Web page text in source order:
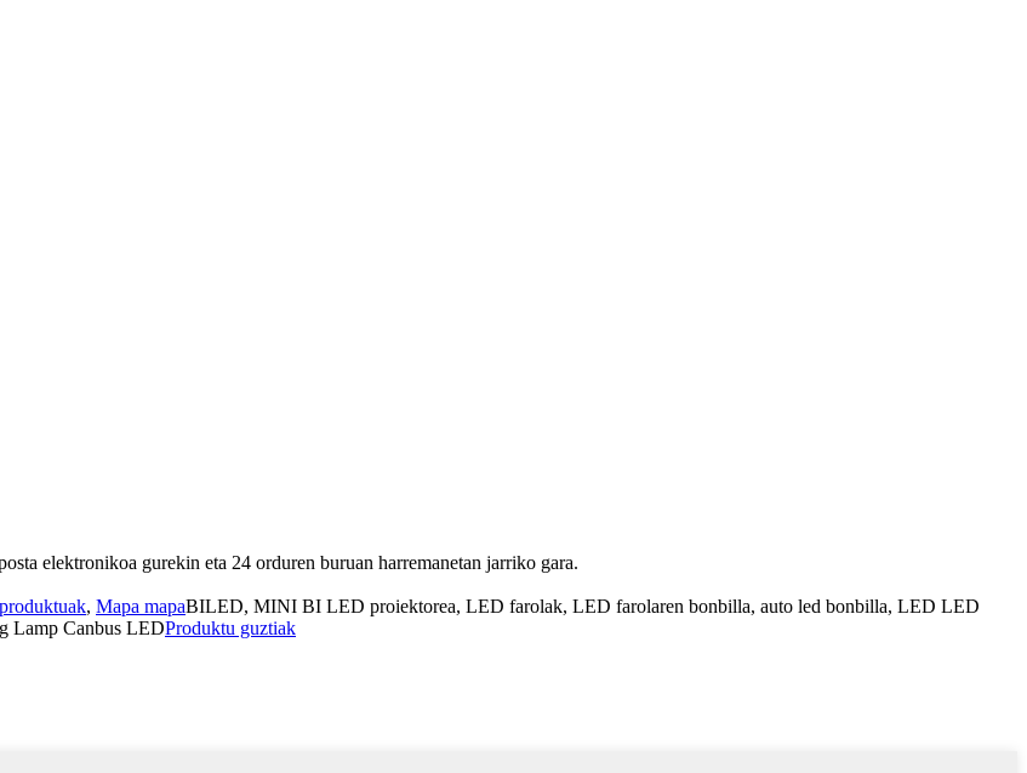
elektronikoa gurekin eta 24 orduren buruan harremanetan jarriko gara.
, Mapa mapaBILED, MINI BI LED proiektorea, LED farolak, LED farolaren bonbilla, auto led bonbilla, LED LED
Lamp Canbus LEDProduktu guztiak